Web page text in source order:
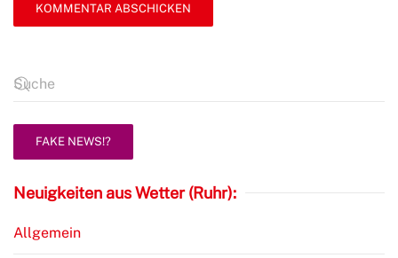
KOMMENTAR ABSCHICKEN
FAKE NEWS!?
Neuigkeiten aus Wetter (Ruhr):
Allgemein